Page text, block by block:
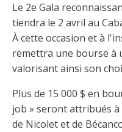
Déposer une plainte
Outils contre les
Outils pour votre
Inspection des
Outils pratiques
Outils et calculateurs
Qui fait quoi?
Petites annonces
Foire aux questions
professionnelle
Service Démarrer une
Ce
s’ouvrira
dans
une
nouvelle
Annonces et publications
Annonceurs (trousse
Actualités
Événements
Suivre et déclarer
Vidéos sur la
Foire aux questions
répondants
Le 2e Gala
tiendra le 2 avril au
À cette occasion et à
remettra une bourse à
valorisant ainsi son
Plus de 15 000 $ en
job » seront attribués
de Nicolet et de